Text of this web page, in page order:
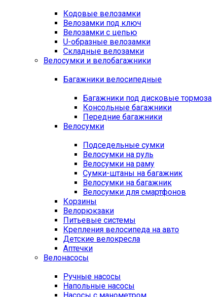
Кодовые велозамки
Велозамки под ключ
Велозамки с цепью
U-образные велозамки
Складные велозамки
Велосумки и велобагажники
Багажники велосипедные
Багажники под дисковые тормоза
Консольные багажники
Передние багажники
Велосумки
Подседельные сумки
Велосумки на руль
Велосумки на раму
Сумки-штаны на багажник
Велосумки на багажник
Велосумки для смартфонов
Корзины
Велорюкзаки
Питьевые системы
Крепления велосипеда на авто
Детские велокресла
Аптечки
Велонасосы
Ручные насосы
Напольные насосы